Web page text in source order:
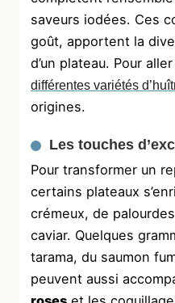
saveurs iodées. Ces
goût, apportent la
d’un plateau. Pour
différentes variétés
origines.
Les touches
Pour transformer un
certains plateaux
crémeux, de
caviar. Quelques
tarama, du saumon
peuvent aussi